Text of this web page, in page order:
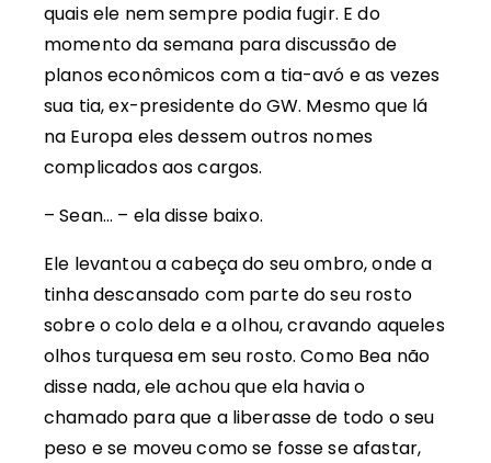
quais ele nem sempre podia fugir. E do
momento da semana para discussão de
planos econômicos com a tia-avó e as vezes
sua tia, ex-presidente do GW. Mesmo que lá
na Europa eles dessem outros nomes
complicados aos cargos.
– Sean… – ela disse baixo.
Ele levantou a cabeça do seu ombro, onde a
tinha descansado com parte do seu rosto
sobre o colo dela e a olhou, cravando aqueles
olhos turquesa em seu rosto. Como Bea não
disse nada, ele achou que ela havia o
chamado para que a liberasse de todo o seu
peso e se moveu como se fosse se afastar,